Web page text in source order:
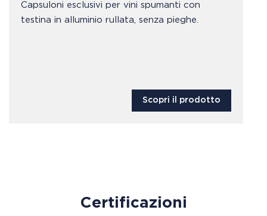
Capsuloni esclusivi per vini spumanti con
testina in alluminio rullata, senza pieghe.
Scopri il prodotto
Certificazioni